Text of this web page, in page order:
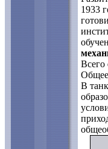
1933
Всего
Общее
В